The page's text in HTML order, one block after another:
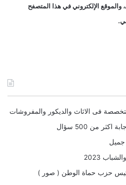
الإلكتروني في هذا المتصفح
فى الاثاث والديكور والمفروشات
من 500 سؤال
جميل
2023
حزب حماة الوطن ( صور )